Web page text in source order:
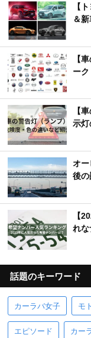
【
＆
【
ー
【
示灯
オー
後の
【
れな
話題のキーワード
カーラバ女子 モ
エピソード カー